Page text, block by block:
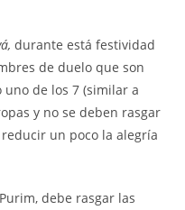
durante está festividad
de duelo que son
de los 7 (similar a
y no se deben rasgar
un poco la alegría
debe rasgar las